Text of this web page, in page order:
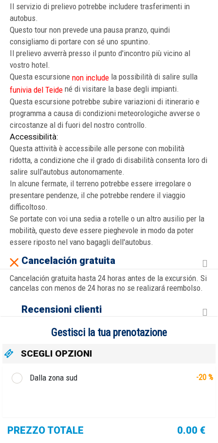
Il servizio di prelievo potrebbe includere trasferimenti in
autobus.
Questo tour non prevede una pausa pranzo, quindi
consigliamo di portare con sé uno spuntino.
Il prelievo avverrà presso il punto d'incontro più vicino al
vostro hotel.
Questa escursione non include la possibilità di salire sulla
funivia del Teide né di visitare la base degli impianti.
Questa escursione potrebbe subire variazioni di itinerario e
programma a causa di condizioni meteorologiche avverse o
circostanze al di fuori del nostro controllo.
Accessibilità:
Questa attività è accessibile alle persone con mobilità
ridotta, a condizione che il grado di disabilità consenta loro di
salire sull'autobus autonomamente.
In alcune fermate, il terreno potrebbe essere irregolare o
presentare pendenze, il che potrebbe rendere il viaggio
difficoltoso.
Se portate con voi una sedia a rotelle o un altro ausilio per la
mobilità, questo deve essere pieghevole in modo da poter
essere riposto nel vano bagagli dell'autobus.
Cancelación gratuita
Cancelación gratuita hasta 24 horas antes de la excursión. Si
cancelas con menos de 24 horas no se realizará reembolso.
Recensioni clienti
Gestisci la tua prenotazione
SCEGLI OPZIONI
Dalla zona sud -20 %
PREZZO TOTALE 0.00 €